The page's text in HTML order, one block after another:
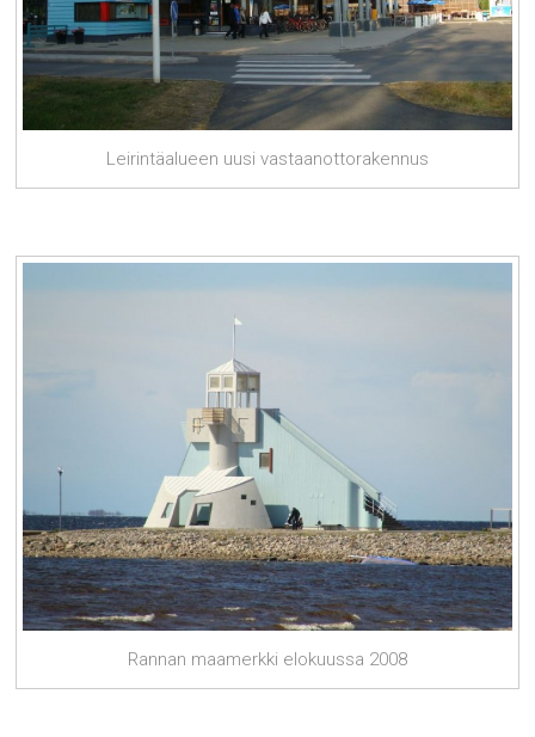
Leirintäalueen uusi vastaanottorakennus
Rannan maamerkki elokuussa 2008